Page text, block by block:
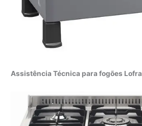
Assistência Técnica para fogões Lofra